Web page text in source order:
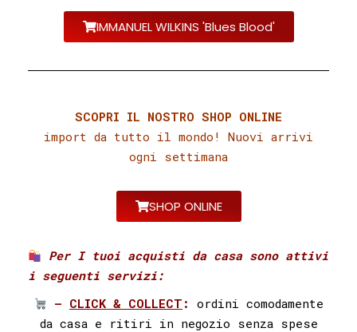
IMMANUEL WILKINS 'Blues Blood'
SCOPRI IL NOSTRO SHOP ONLINE
import da tutto il mondo! Nuovi arrivi
ogni settimana
SHOP ONLINE
Per I tuoi acquisti da casa sono attivi
i seguenti servizi:⁣ ⁣
– CLICK & COLLECT :ordini comodamente
da casa e ritiri in negozio senza spese